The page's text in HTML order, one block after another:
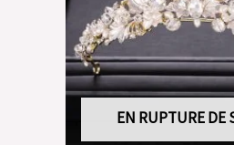
EN RUPTURE DE